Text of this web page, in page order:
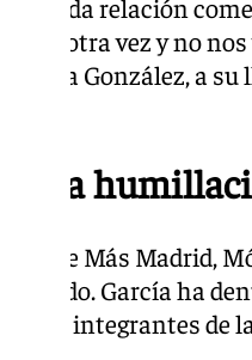
toda relación
una y otra vez y no
González, a
de Más Madrid,
partido. García ha
los integrantes de